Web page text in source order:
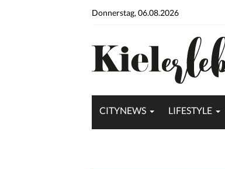
Donnerstag, 06.08.2026
CITYNEWS LIFESTYLE